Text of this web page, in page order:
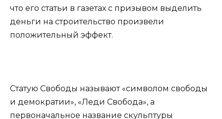
что его статьи в газетах с призывом выделить
деньги на строительство произвели
положительный эффект.
Статую Свободы называют «символом свободы
и демократии», «Леди Свобода», а
первоначальное название скульптуры